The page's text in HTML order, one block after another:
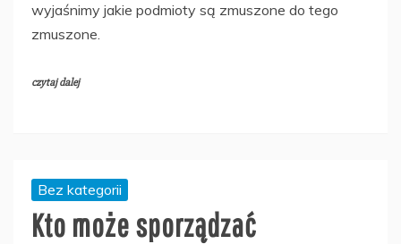
wyjaśnimy jakie podmioty są zmuszone do tego
zmuszone.
czytaj dalej
Bez kategorii
Kto może sporządzać